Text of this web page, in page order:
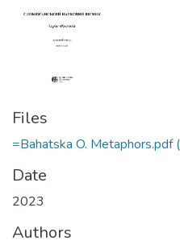
Files
=Bahatska O. Metaphors.pdf
Date
2023
Authors